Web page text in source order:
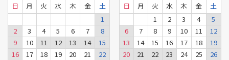
日 月 火 水 木 金
土
1
2
3 4 5 6 7
8
9
10 11 12 13 14
15
16
17 18 19 20 21
22
日 月 火 水 木 金
土
1
2 3 4
5
6
7 8 9 10 11
12
13
14 15 16 17 18
19
20
21 22 23 24 25
26